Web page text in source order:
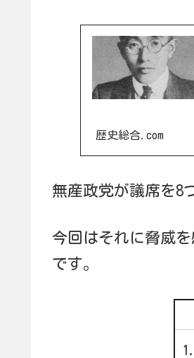
歴史総合.com
無産政党が議席を8
今回はそれに脅威
です。